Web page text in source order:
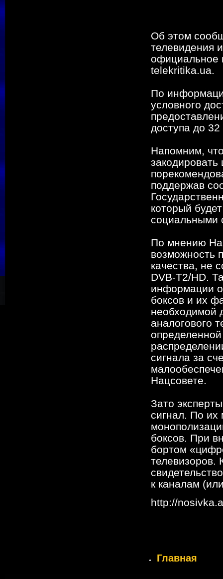
Об этом
телевидения
официальное
telekritika.ua.
По
условного
доступа до
Напомним,
поддержав
который
социальными
По мнению
возможность
качества, не
DVB-T2/НD.
информации о
боксов и их
необходимой
аналогового
сигнала за
Нацсовете.
Зато
сигнал. По их
боксов. При
бортом
телевизоров.
к каналам
http://
Главная